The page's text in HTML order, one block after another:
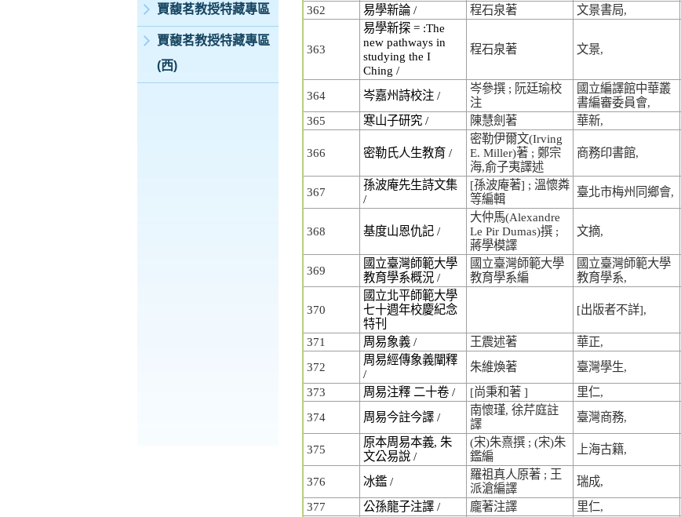
賈馥茗教授特藏專區
賈馥茗教授特藏專區
(西)
362
易學新論 / 程石泉著 文景書局,
363
易學新探 = :The
new pathways in
studying the I
Ching /
程石泉著 文景,
364 岑嘉州詩校注 /
岑參撰 ; 阮廷瑜校
注
國立編譯館中華叢
書編審委員會,
365
寒山子研究 / 陳慧劍著 華新,
366 密勒氏人生教育 /
密勒伊爾文(Irving
E. Miller)著 ; 鄭宗
海,俞子夷譯述
商務印書館,
367
孫波庵先生詩文集
/
[孫波庵著] ; 溫懷粦
等編輯
臺北市梅州同鄉會,
368 基度山恩仇記 /
大仲馬(Alexandre
Le Pir Dumas)撰 ;
蔣學模譯
文摘,
369
國立臺灣師範大學
教育學系概況 /
國立臺灣師範大學
教育學系編
國立臺灣師範大學
教育學系,
370
國立北平師範大學
七十週年校慶紀念
特刊
[出版者不詳],
371 周易象義 / 王震述著
華正,
372
周易經傳象義闡釋
/
朱維煥著
臺灣學生,
373
周易注釋 二十卷 / [尚秉和著 ]
里仁,
374
周易今註今譯 /
南懷瑾, 徐芹庭註
譯
臺灣商務,
375
原本周易本義, 朱
文公易說 /
(宋)朱熹撰 ; (宋)朱
鑑編
上海古籍,
376
冰鑑 /
羅祖真人原著 ; 王
派滄編譯
瑞成,
377
公孫龍子注譯 / 龐著注譯
里仁,